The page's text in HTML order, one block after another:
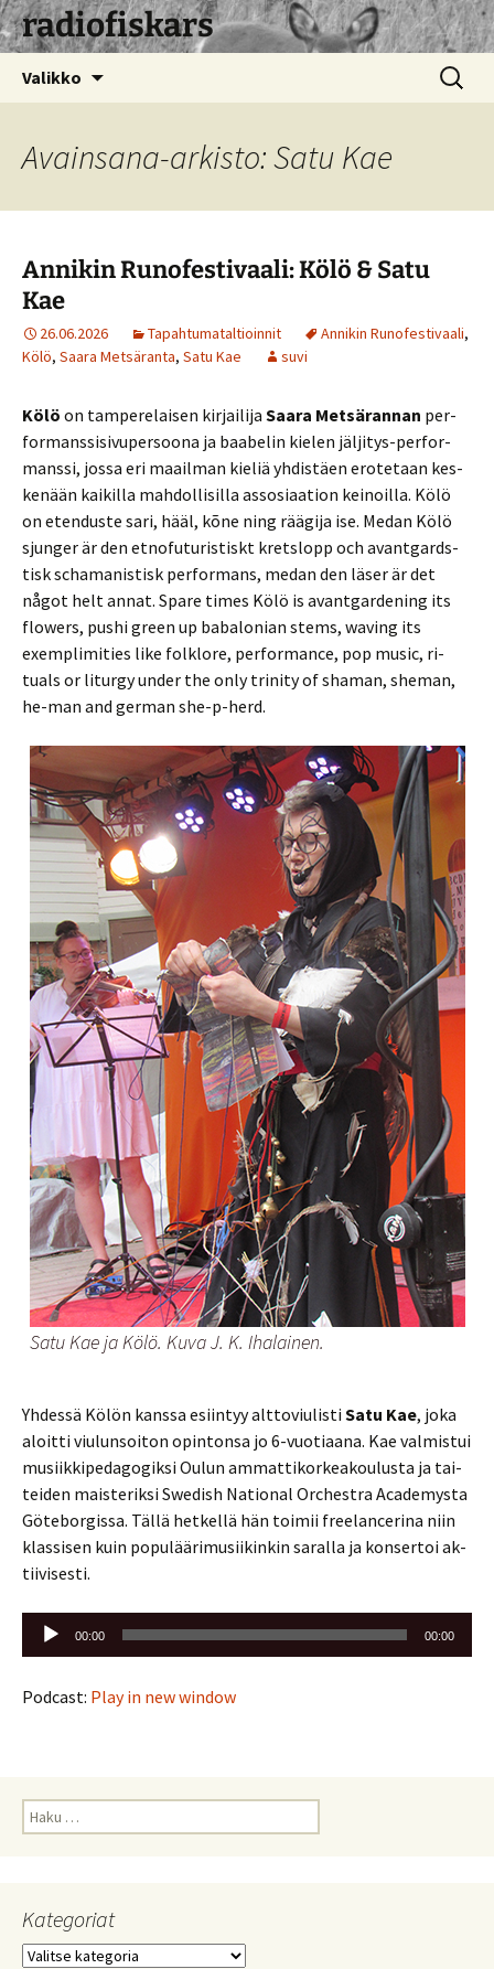
radiofiskars
Valikko Haku:
Avainsana-arkisto: Satu Kae
Annikin Runofestivaali: Kölö & Satu
Kae
26.06.2026 Tapahtumataltioinnit Annikin Runofestivaali,
Kölö, Saara Metsäranta, Satu Kae suvi
Kölö on tam­pe­re­lai­sen kir­jai­li­ja Saara Met­sä­ran­nan per­
for­mans­si­si­vu­per­soo­na ja baa­be­lin kie­len jäl­ji­tys-per­for­
mans­si, jossa eri maa­il­man kie­liä yh­dis­täen ero­te­taan kes­
ke­nään kai­kil­la mah­dol­li­sil­la as­so­si­aa­tion kei­noil­la. Kölö
on eten­dus­te sari, hääl, kõne ning rää­gi­ja ise. Medan Kölö
sjun­ger är den et­no­fu­tu­ris­tiskt krets­lopp och avant­gards­
tisk scha­ma­nis­tisk per­for­mans, medan den läser är det
något helt annat. Spare times Kölö is avant­gar­de­ning its
flowers, pushi green up ba­ba­lo­nian stems, wa­ving its
exempli­mi­ties like folklo­re, per­for­mance, pop music, ri­
tuals or li­tur­gy under the only tri­ni­ty of sha­man, she­man,
he-man and ger­man she-p-herd.
Satu Kae ja Kölö. Kuva J. K. Ihalainen.
Yh­des­sä Kölön kans­sa esiin­tyy alt­to­viu­lis­ti Satu Kae, joka
aloit­ti viu­lun­soi­ton opin­ton­sa jo 6-vuo­ti­aa­na. Kae val­mis­tui
musiik­ki­pe­da­go­gik­si Oulun am­mat­ti­kor­kea­kou­lus­ta ja tai­
tei­den mais­te­rik­si Swe­dish Na­tio­nal Orc­he­stra Aca­de­mys­ta
Gö­te­bor­gis­sa. Tällä het­kel­lä hän toi­mii free­lance­ri­na niin
klas­si­sen kuin po­pu­lää­ri­musii­kin­kin sa­ral­la ja kon­ser­toi ak­
tii­vi­ses­ti.
Äänitoistin
00:00 00:00
Podcast: Play in new window
Haku:
Kategoriat
Kategoriat